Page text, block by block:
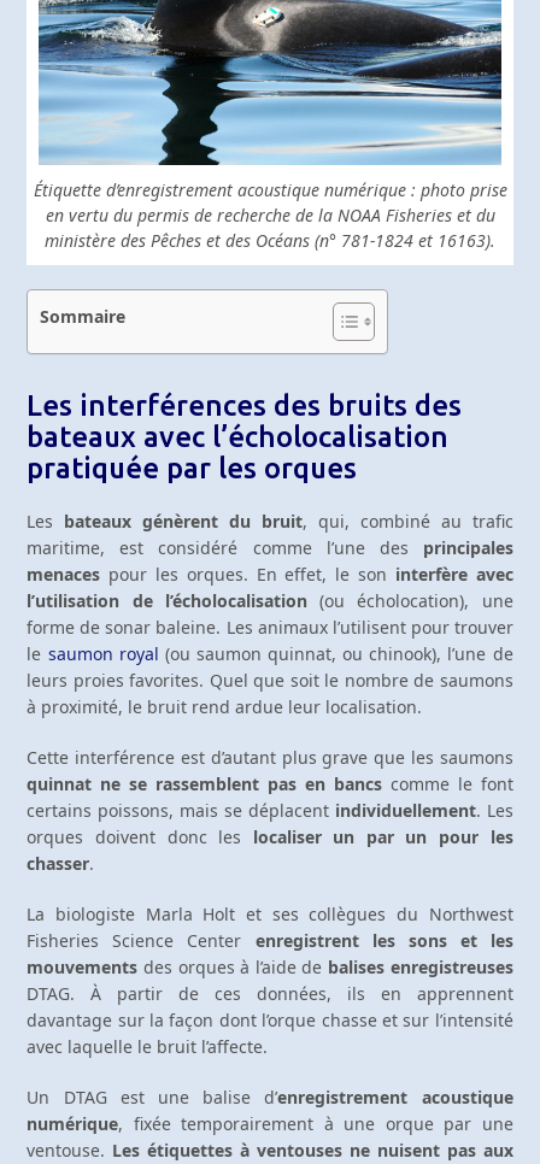
Étiquette d’enregistrement acoustique numérique : photo prise
en vertu du permis de recherche de la NOAA Fisheries et du
ministère des Pêches et des Océans (n° 781-1824 et 16163).
Sommaire
Les interférences des bruits des
bateaux avec l’écholocalisation
pratiquée par les orques
Les bateaux génèrent du bruit, qui, combiné au trafic
maritime, est considéré comme l’une des principales
menaces pour les orques. En effet, le son interfère avec
l’utilisation de l’écholocalisation(ou écholocation), une
forme de sonar baleine. Les animaux l’utilisent pour trouver
le saumon royal (ou saumon quinnat, ou chinook), l’une de
leurs proies favorites. Quel que soit le nombre de saumons
à proximité, le bruit rend ardue leur localisation.
Cette interférence est d’autant plus grave que les saumons
quinnat ne se rassemblent pas en bancscomme le font
certains poissons, mais se déplacent individuellement. Les
orques doivent donc les localiser un par un pour les
chasser.
La biologiste Marla Holt et ses collègues du Northwest
Fisheries Science Center enregistrent les sons et les
mouvements des orques à l’aide de balises enregistreuses
DTAG. À partir de ces données, ils en apprennent
davantage sur la façon dont l’orque chasse et sur l’intensité
avec laquelle le bruit l’affecte.
Un DTAG est une balise d’enregistrement acoustique
numérique, fixée temporairement à une orque par une
ventouse. Les étiquettes à ventouses ne nuisent pas aux